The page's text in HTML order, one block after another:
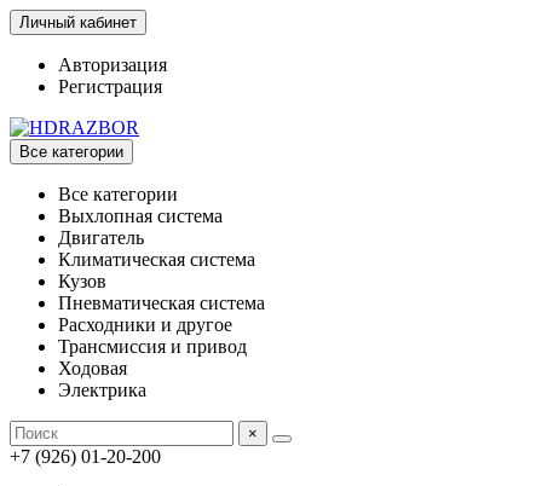
Личный кабинет
Авторизация
Регистрация
Все категории
Все категории
Выхлопная система
Двигатель
Климатическая система
Кузов
Пневматическая система
Расходники и другое
Трансмиссия и привод
Ходовая
Электрика
×
+7 (926) 01-20-200